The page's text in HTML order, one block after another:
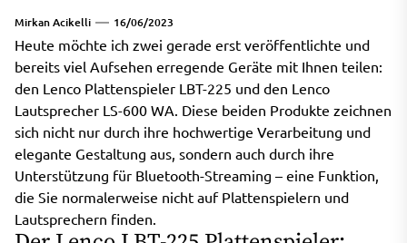
Mirkan Acikelli 16/06/2023
Heute möchte ich zwei gerade erst veröffentlichte und
bereits viel Aufsehen erregende Geräte mit Ihnen teilen:
den Lenco Plattenspieler LBT-225 und den Lenco
Lautsprecher LS-600 WA. Diese beiden Produkte zeichnen
sich nicht nur durch ihre hochwertige Verarbeitung und
elegante Gestaltung aus, sondern auch durch ihre
Unterstützung für Bluetooth-Streaming – eine Funktion,
die Sie normalerweise nicht auf Plattenspielern und
Lautsprechern finden.